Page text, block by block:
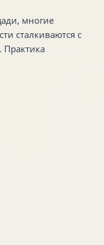
многие
сталкиваются с